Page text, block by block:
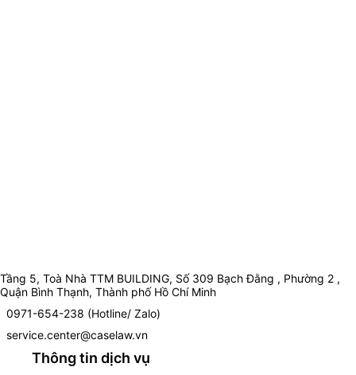
Tầng 5, Toà Nhà TTM BUILDING, Số 309 Bạch Đằng , Phường 2 ,
Quận Bình Thạnh, Thành phố Hồ Chí Minh
0971-654-238 (Hotline/ Zalo)
service.center@caselaw.vn
Thông tin dịch vụ